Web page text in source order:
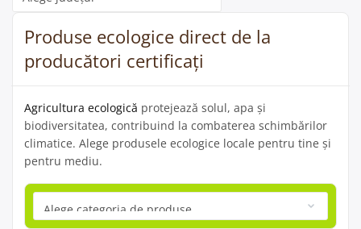
Produse ecologice direct de la
producători certificați
Agricultura ecologică protejează solul, apa și
biodiversitatea, contribuind la combaterea schimbărilor
climatice. Alege produsele ecologice locale pentru tine și
pentru mediu.